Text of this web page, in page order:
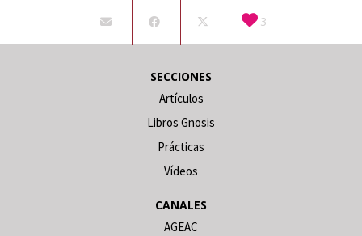
3
SECCIONES
Artículos
Libros Gnosis
Prácticas
Vídeos
CANALES
AGEAC